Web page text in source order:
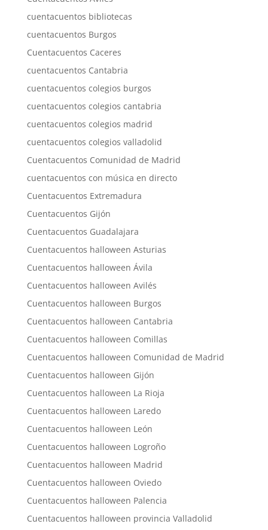
cuentacuentos bibliotecas
cuentacuentos Burgos
Cuentacuentos Caceres
cuentacuentos Cantabria
cuentacuentos colegios burgos
cuentacuentos colegios cantabria
cuentacuentos colegios madrid
cuentacuentos colegios valladolid
Cuentacuentos Comunidad de Madrid
cuentacuentos con música en directo
Cuentacuentos Extremadura
Cuentacuentos Gijón
Cuentacuentos Guadalajara
Cuentacuentos halloween Asturias
Cuentacuentos halloween Ávila
Cuentacuentos halloween Avilés
Cuentacuentos halloween Burgos
Cuentacuentos halloween Cantabria
Cuentacuentos halloween Comillas
Cuentacuentos halloween Comunidad de Madrid
Cuentacuentos halloween Gijón
Cuentacuentos halloween La Rioja
Cuentacuentos halloween Laredo
Cuentacuentos halloween León
Cuentacuentos halloween Logroño
Cuentacuentos halloween Madrid
Cuentacuentos halloween Oviedo
Cuentacuentos halloween Palencia
Cuentacuentos halloween provincia Valladolid